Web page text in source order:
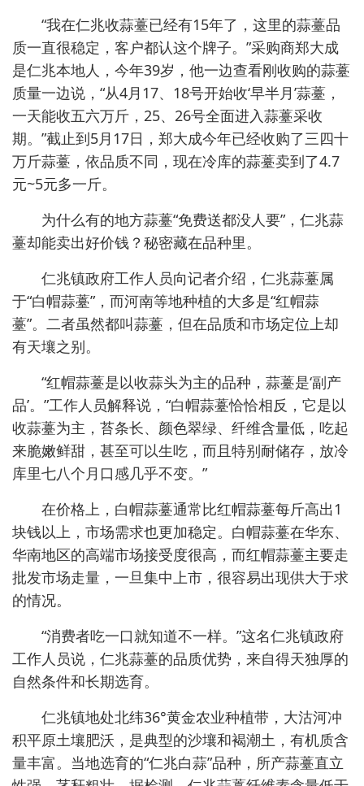
“我在仁兆收蒜薹已经有15年了，这里的蒜薹品
质一直很稳定，客户都认这个牌子。”采购商郑大成
是仁兆本地人，今年39岁，他一边查看刚收购的蒜薹
质量一边说，“从4月17、18号开始收‘早半月’蒜薹，
一天能收五六万斤，25、26号全面进入蒜薹采收
期。”截止到5月17日，郑大成今年已经收购了三四十
万斤蒜薹，依品质不同，现在冷库的蒜薹卖到了4.7
元~5元多一斤。
为什么有的地方蒜薹“免费送都没人要”，仁兆蒜
薹却能卖出好价钱？秘密藏在品种里。
仁兆镇政府工作人员向记者介绍，仁兆蒜薹属
于“白帽蒜薹”，而河南等地种植的大多是“红帽蒜
薹”。二者虽然都叫蒜薹，但在品质和市场定位上却
有天壤之别。
“红帽蒜薹是以收蒜头为主的品种，蒜薹是‘副产
品’。”工作人员解释说，“白帽蒜薹恰恰相反，它是以
收蒜薹为主，苔条长、颜色翠绿、纤维含量低，吃起
来脆嫩鲜甜，甚至可以生吃，而且特别耐储存，放冷
库里七八个月口感几乎不变。”
在价格上，白帽蒜薹通常比红帽蒜薹每斤高出1
块钱以上，市场需求也更加稳定。白帽蒜薹在华东、
华南地区的高端市场接受度很高，而红帽蒜薹主要走
批发市场走量，一旦集中上市，很容易出现供大于求
的情况。
“消费者吃一口就知道不一样。”这名仁兆镇政府
工作人员说，仁兆蒜薹的品质优势，来自得天独厚的
自然条件和长期选育。
仁兆镇地处北纬36°黄金农业种植带，大沽河冲
积平原土壤肥沃，是典型的沙壤和褐潮土，有机质含
量丰富。当地选育的“仁兆白蒜”品种，所产蒜薹直立